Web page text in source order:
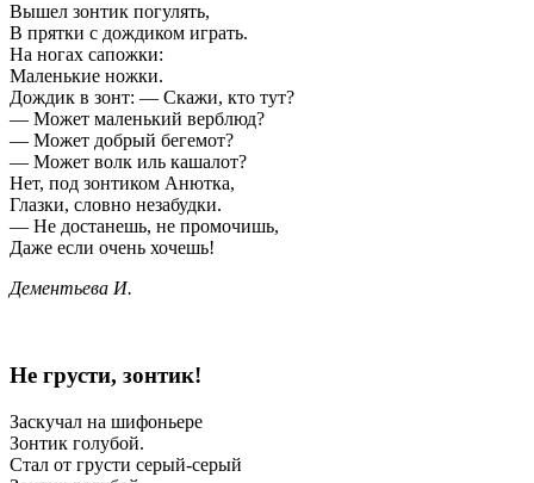
Вышел зонтик погулять,
В прятки с дождиком играть.
На ногах сапожки:
Маленькие ножки.
Дождик в зонт: — Скажи, кто тут?
— Может маленький верблюд?
— Может добрый бегемот?
— Может волк иль кашалот?
Нет, под зонтиком Анютка,
Глазки, словно незабудки.
— Не достанешь, не промочишь,
Даже если очень хочешь!
Дементьева И.
Не грусти, зонтик!
Заскучал на шифоньере
Зонтик голубой.
Стал от грусти серый-серый